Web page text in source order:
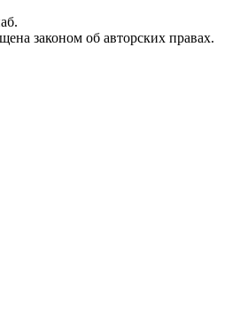
законом об авторских правах.